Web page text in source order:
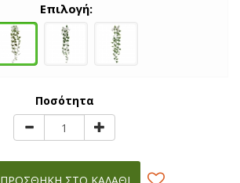
Επιλογή:
Ποσότητα